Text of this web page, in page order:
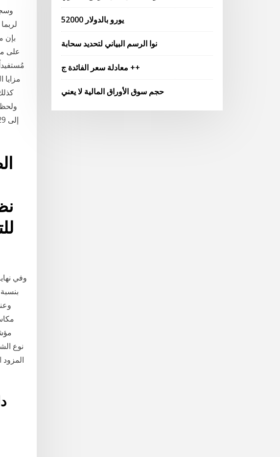
بإن
52000 يورو بالدولار
نوا الرسم البياني لتحديد سحابة
معادلة سعر الفائدة ج ++
حجم سوق الأوراق المالية لا يعني